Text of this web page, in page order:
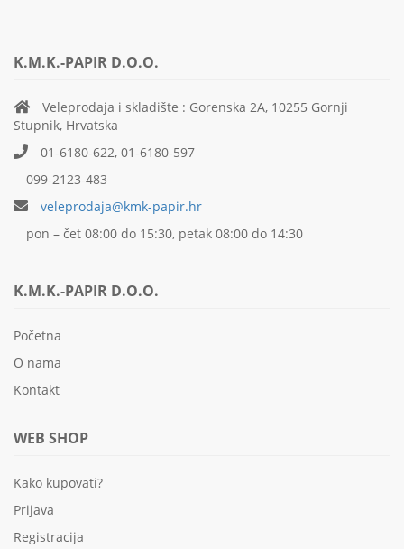
K.M.K.-PAPIR D.O.O.
Veleprodaja i skladište : Gorenska 2A, 10255 Gornji
Stupnik, Hrvatska
01-6180-622, 01-6180-597
099-2123-483
veleprodaja@kmk-papir.hr
pon – čet 08:00 do 15:30, petak 08:00 do 14:30
K.M.K.-PAPIR D.O.O.
Početna
O nama
Kontakt
WEB SHOP
Kako kupovati?
Prijava
Registracija